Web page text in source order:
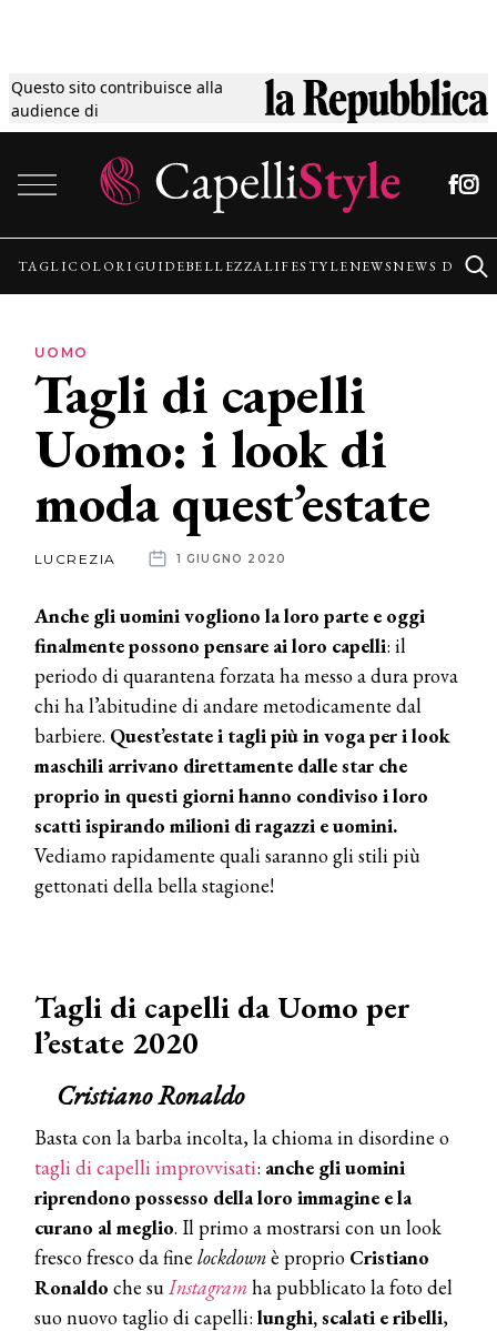
Questo sito contribuisce alla
audience di
Tagli
Colori
Guide
Lifestyle
News
News
aziende
TAGLICOLORI GUIDEBELLEZZALIFESTYLENEWSNEWS
UOMO
Tagli di capelli
Uomo: i look di
moda quest’estate
LUCREZIA 1 GIUGNO 2020
Anche gli uomini vogliono la loro parte e oggi
finalmente possono pensare ai loro capelli: il
periodo di quarantena forzata ha messo a dura prova
chi ha l’abitudine di andare metodicamente dal
barbiere. Quest’estate i tagli più in voga per i look
maschili arrivano direttamente dalle star che
proprio in questi giorni hanno condiviso i loro
scatti ispirando milioni di ragazzi e uomini.
Vediamo rapidamente quali saranno gli stili più
gettonati della bella stagione!
Tagli di capelli da Uomo per
l’estate 2020
Cristiano Ronaldo
Basta con la barba incolta, la chioma in disordine o
tagli di capelli improvvisati: anche gli uomini
riprendono possesso della loro immagine e la
curano al meglio. Il primo a mostrarsi con un look
fresco fresco da fine lockdownè proprio Cristiano
Ronaldo che suInstagramha pubblicato la foto del
suo nuovo taglio di capelli: lunghi, scalati e ribelli,